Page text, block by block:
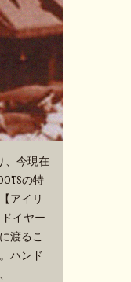
、今現在
の特
アイリ
イヤー
渡るこ
ハンド